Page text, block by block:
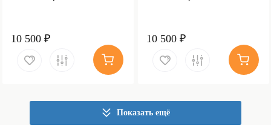
10 500 ₽ 10 500 ₽
Показать ещё